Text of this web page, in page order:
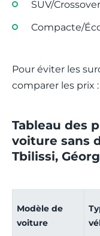
SUV/
Compacte/
Pour éviter les
comparer les prix :
Tableau des
voiture sans
Tbilissi,
Modèle de
voiture